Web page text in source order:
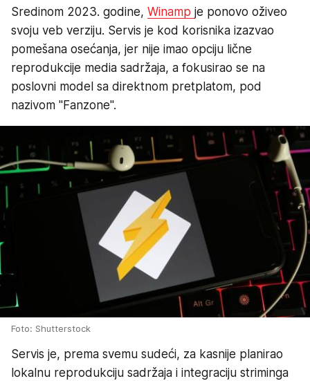
Sredinom 2023. godine, Winamp je ponovo oživeo
svoju veb verziju. Servis je kod korisnika izazvao
pomešana osećanja, jer nije imao opciju lične
reprodukcije media sadržaja, a fokusirao se na
poslovni model sa direktnom pretplatom, pod
nazivom "Fanzone".
Foto: Shutterstock
Servis je, prema svemu sudeći, za kasnije planirao
lokalnu reprodukciju sadržaja i integraciju striminga